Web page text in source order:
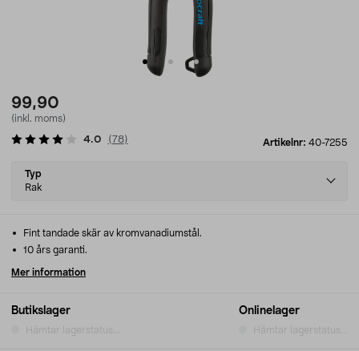
99,90
(inkl. moms)
Artikelnr: 40-7255
4.0 (78)
Select
variant
Typ
Rak
Butikslager
Hämtar lagerstatus...
Onlinelager
Hämtar lagerstatus...
Fint tandade skär av kromvanadiumstål.
10 års garanti.
Mer information